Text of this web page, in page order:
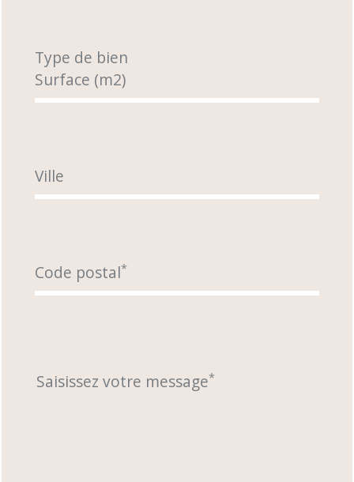
Type de bien
Surface (m2)
Ville
Code postal*
Saisissez votre message*